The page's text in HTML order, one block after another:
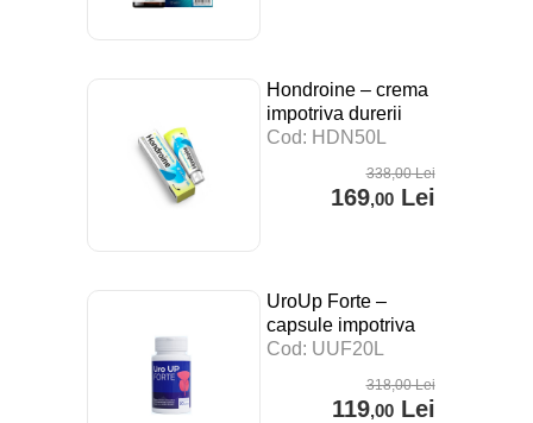
Hondroine – crema
impotriva durerii
articulare – 50 ml
Cod: HDN50L
338,00Lei
169,00Lei
UroUp Forte –
capsule impotriva
prostatitei – 20 cps
Cod: UUF20L
318,00Lei
119,00Lei